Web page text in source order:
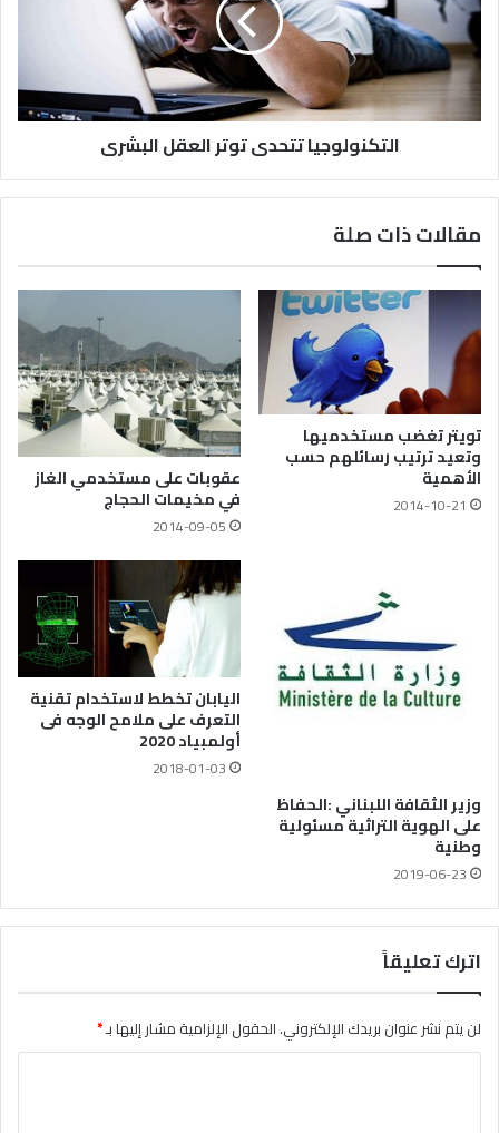
التكنولوجيا تتحدى توتر العقل البشرى
مقالات ذات صلة
تويتر تغضب مستخدميها
وتعيد ترتيب رسائلهم حسب
الأهمية
2014-10-21
عقوبات على مستخدمي الغاز
في مخيمات الحجاج
2014-09-05
وزير الثقافة اللبناني :الحفاظ
على الهوية التراثية مسئولية
وطنية
2019-06-23
اليابان تخطط لاستخدام تقنية
التعرف على ملامح الوجه فى
أولمبياد 2020
2018-01-03
اترك تعليقاً
لن يتم نشر عنوان بريدك الإلكتروني.الحقول الإلزامية مشار إليها بـ*